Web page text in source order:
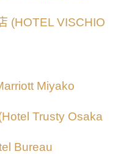
(HOTEL VISCHIO
Miyako
Trusty Osaka
Bureau